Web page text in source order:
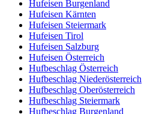
Hufeisen Burgenland
Hufeisen Kärnten
Hufeisen Steiermark
Hufeisen Tirol
Hufeisen Salzburg
Hufeisen Österreich
Hufbeschlag Österreich
Hufbeschlag Niederösterreich
Hufbeschlag Oberösterreich
Hufbeschlag Steiermark
Hufbeschlag Burgenland